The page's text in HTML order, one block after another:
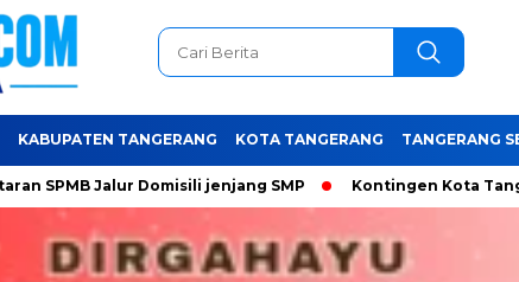
KABUPATEN TANGERANG KOTA TANGERANG TANGERANG
Jalur Domisili jenjang SMP Kontingen Kota Tangerang